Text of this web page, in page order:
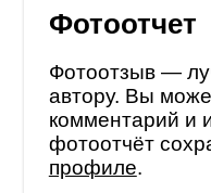
Фотоотчет
Фотоотзыв —
автору. Вы
комментарий и
фотоотчёт
профиле.